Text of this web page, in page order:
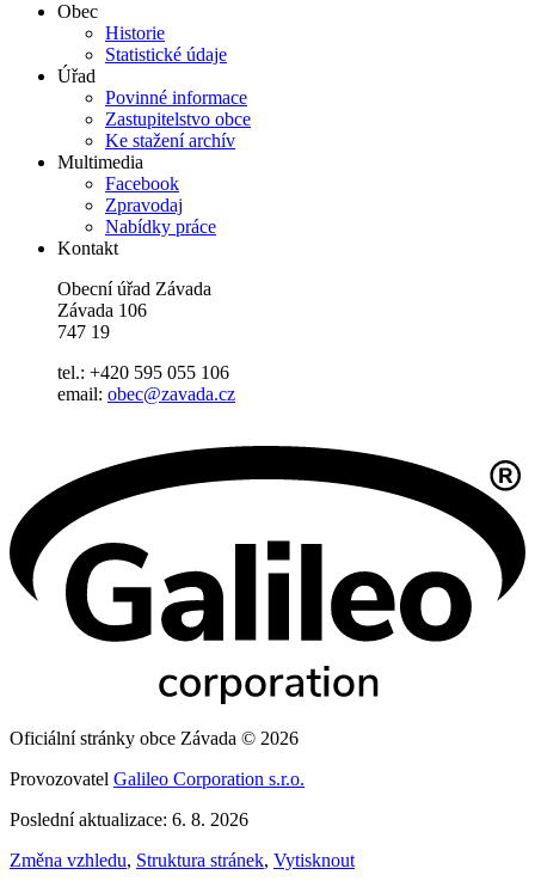
Obec
Historie
Statistické údaje
Úřad
Povinné informace
Zastupitelstvo obce
Ke stažení archív
Multimedia
Facebook
Zpravodaj
Nabídky práce
Kontakt
Obecní úřad Závada
Závada 106
747 19
tel.: +420 595 055 106
email: obec@zavada.cz
Oficiální stránky obce Závada © 2026
Provozovatel Galileo Corporation s.r.o.
Poslední aktualizace: 6. 8. 2026
Změna vzhledu, Struktura stránek, Vytisknout